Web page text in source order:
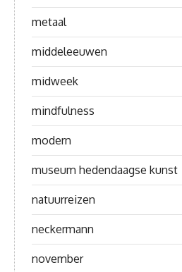
metaal
middeleeuwen
midweek
mindfulness
modern
museum hedendaagse kunst
natuurreizen
neckermann
november